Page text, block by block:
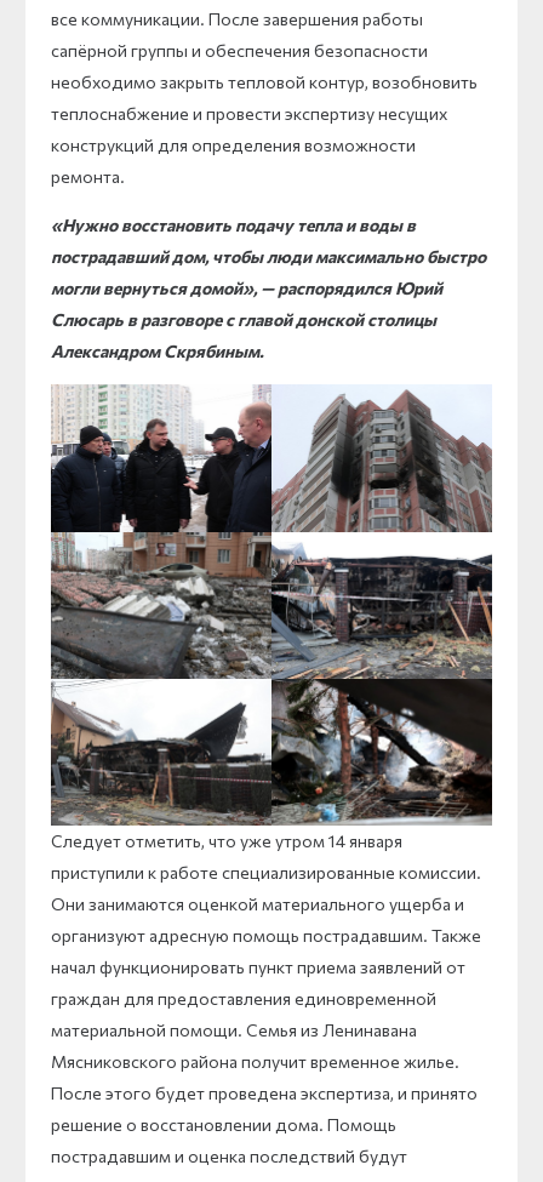
все коммуникации. После завершения работы
сапёрной группы и обеспечения безопасности
необходимо закрыть тепловой контур, возобновить
теплоснабжение и провести экспертизу несущих
конструкций для определения возможности
ремонта.
«Нужно восстановить подачу тепла и воды в
пострадавший дом, чтобы люди максимально быстро
могли вернуться домой», — распорядился Юрий
Слюсарь в разговоре с главой донской столицы
Александром Скрябиным.
Следует отметить, что уже утром 14 января
приступили к работе специализированные комиссии.
Они занимаются оценкой материального ущерба и
организуют адресную помощь пострадавшим. Также
начал функционировать пункт приема заявлений от
граждан для предоставления единовременной
материальной помощи. Семья из Ленинавана
Мясниковского района получит временное жилье.
После этого будет проведена экспертиза, и принято
решение о восстановлении дома. Помощь
пострадавшим и оценка последствий будут